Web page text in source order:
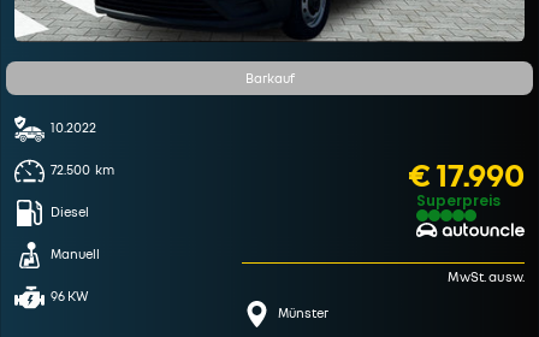
Barkauf
10.2022
72.500 km
Diesel
Manuell
96 KW
€ 17.990
Superpreis
MwSt. ausw.
Münster